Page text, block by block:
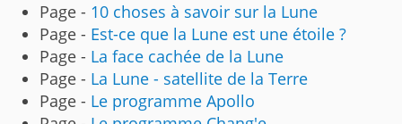
Page - 10 choses à savoir sur la Lune
Page - Est-ce que la Lune est une étoile ?
Page - La face cachée de la Lune
Page - La Lune - satellite de la Terre
Page - Le programme Apollo